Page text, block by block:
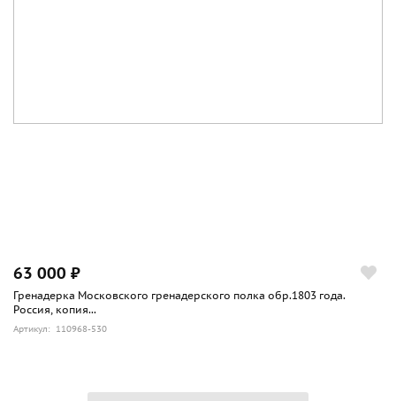
63 000 ₽
Гренадерка Московского гренадерского полка обр.1803 года.
Россия, копия...
Артикул: 110968-530